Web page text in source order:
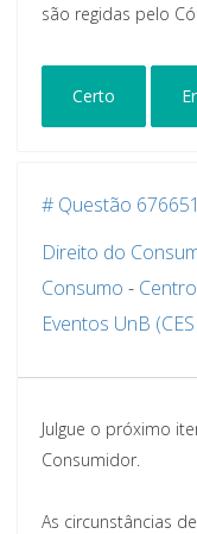
são regidas pelo
Certo
# Questão 676651
Direito do
Consumo -
Eventos UnB
Julgue o próximo
Consumidor.
As circunstâncias